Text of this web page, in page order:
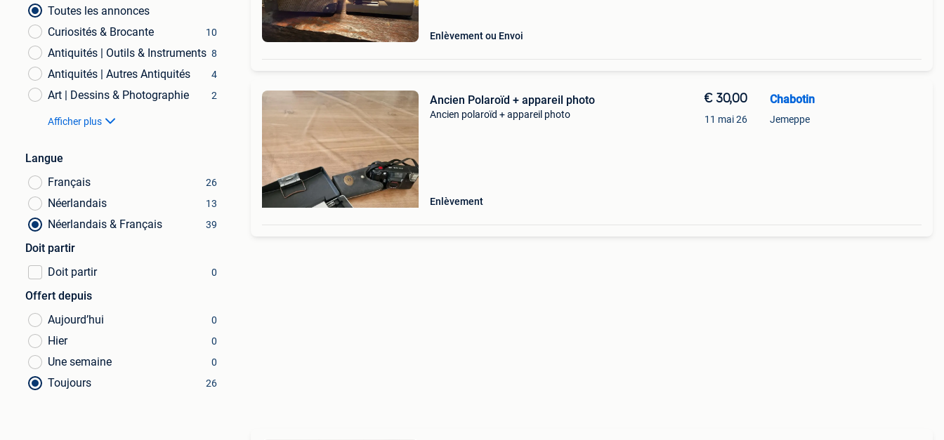
Toutes les annonces
Curiosités & Brocante
10
Antiquités | Outils & Instruments 8
Antiquités | Autres Antiquités 4
Art | Dessins & Photographie 2
Afficher plus
Langue
Français
26
Néerlandais 13
Néerlandais & Français 39
Doit partir
Doit partir
0
Offert depuis
Aujourd’hui
0
Hier 0
Une semaine 0
Toujours 26
Enlèvement ou Envoi
Ancien Polaroïd + appareil photo
Ancien polaroïd + appareil photo
Enlèvement
€ 30,00
11 mai 26
Chabotin
Jemeppe